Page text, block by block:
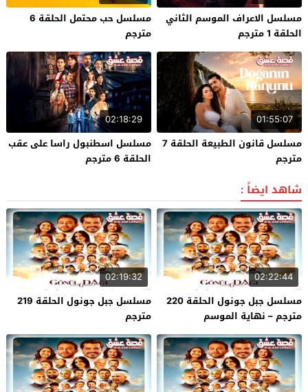
مسلسل الاعراف الموسم الثاني
الحلقة 1 مترجم
مسلسل حب محتمل الحلقة 6
مترجم
01:55:07
مسلسل قانون الطبيعة الحلقة 7
مترجم
02:18:29
مسلسل اسطنبول راسا على عقب
الحلقة 6 مترجم
شاهد ايضاً :
02:22:44
مسلسل جبل جونول الحلقة 220
مترجم – نهاية الموسم
02:19:32
مسلسل جبل جونول الحلقة 219
مترجم